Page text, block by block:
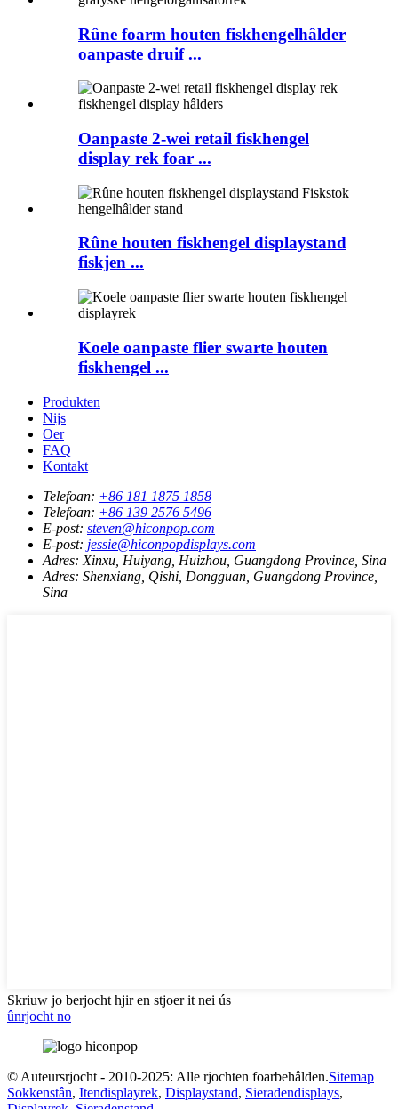
Rûne foarm houten fiskhengelhâlder
oanpaste druif ...
Oanpaste 2-wei retail fiskhengel
display rek foar ...
Rûne houten fiskhengel displaystand
fiskjen ...
Koele oanpaste flier swarte houten
fiskhengel ...
Produkten
Nijs
Oer
FAQ
Kontakt
Telefoan: +86 181 1875 1858
Telefoan: +86 139 2576 5496
E-post: steven@hiconpop.com
E-post: jessie@hiconpopdisplays.com
Adres: Xinxu, Huiyang, Huizhou, Guangdong Province, Sina
Adres: Shenxiang, Qishi, Dongguan, Guangdong Province,
Sina
Skriuw jo berjocht hjir en stjoer it nei ús
ûnrjocht no
© Auteursrjocht - 2010-2025: Alle rjochten foarbehâlden.Sitemap
Sokkenstân, Itendisplayrek, Displaystand, Sieradendisplays,